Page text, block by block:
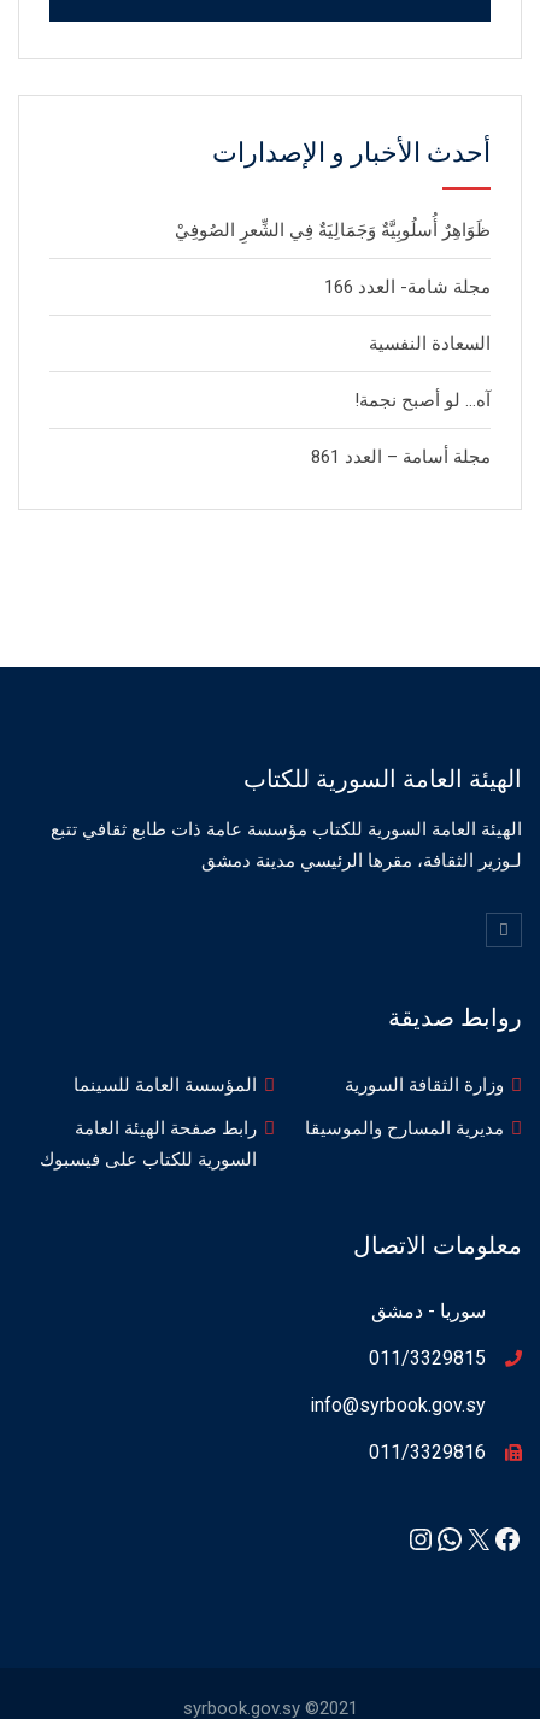
أحدث الأخبار و الإصدارات
ظَوَاهِرٌ أُسلُوبِيَّةٌ وَجَمَالِيَةٌ فِي الشِّعرِ الصُوفِيْ
مجلة شامة- العدد 166
السعادة النفسية
آه… لو أصبح نجمة!
مجلة أسامة – العدد 861
الهيئة العامة السورية للكتاب
الهيئة العامة السورية للكتاب مؤسسة عامة ذات طابع ثقافي تتبع
لـوزير الثقافة، مقرها الرئيسي مدينة دمشق
روابط صديقة
وزارة الثقافة السورية
المؤسسة العامة للسينما
مديرية المسارح والموسيقا
رابط صفحة الهيئة العامة
السورية للكتاب على فيسبوك
معلومات الاتصال
سوريا - دمشق
011/3329815
info@syrbook.gov.sy
011/3329816
Facebook
X
WhatsApp
syrbook.gov.sy ©2021